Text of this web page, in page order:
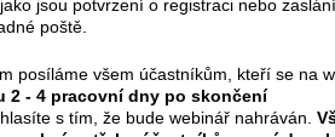
jsou potvrzení o registraci nebo zaslání
poště.
posíláme všem účastníkům, kteří se na
2 - 4 pracovní dny po skončení
s tím, že bude webinář nahráván.